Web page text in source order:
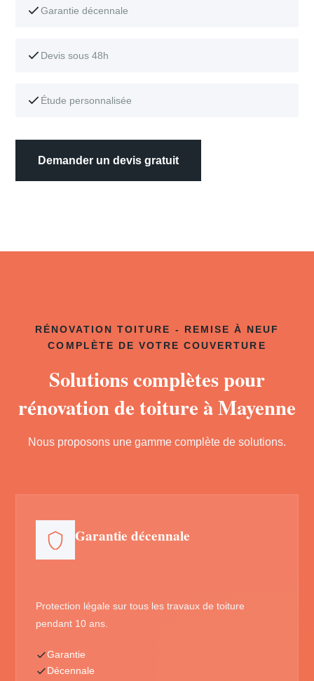
Garantie décennale
Devis sous 48h
Étude personnalisée
Demander un devis gratuit
RÉNOVATION TOITURE - REMISE À NEUF
COMPLÈTE DE VOTRE COUVERTURE
Solutions complètes pour
rénovation de toiture à Mayenne
Nous proposons une gamme complète de solutions.
Garantie décennale
Protection légale sur tous les travaux de toiture
pendant 10 ans.
Garantie
Décennale